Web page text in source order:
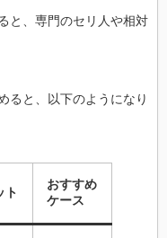
と、専門のセリ人や相対
ると、以下のようになり
ト
おすすめ
ケース